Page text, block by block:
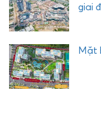
giai
Mặt